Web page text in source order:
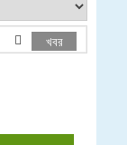
২০২৬-২০২৭
খবর